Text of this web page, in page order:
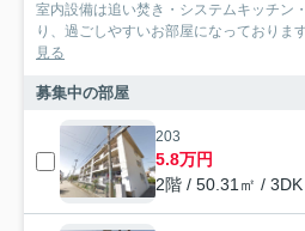
室内設備は追い焚き・システムキッチン
り、過ごしやすいお部屋になっておりま
見る
募集中の部屋
203
5.8万円
2階 / 50.31㎡ / 3DK